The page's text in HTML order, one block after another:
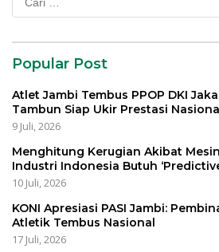
Popular Post
Atlet Jambi Tembus PPOP DKI
Tambun Siap Ukir Prestasi
9 Juli, 2026
Menghitung Kerugian Akibat
Industri Indonesia Butuh
10 Juli, 2026
KONI Apresiasi PASI Jambi:
Atletik Tembus Nasional
17 Juli, 2026